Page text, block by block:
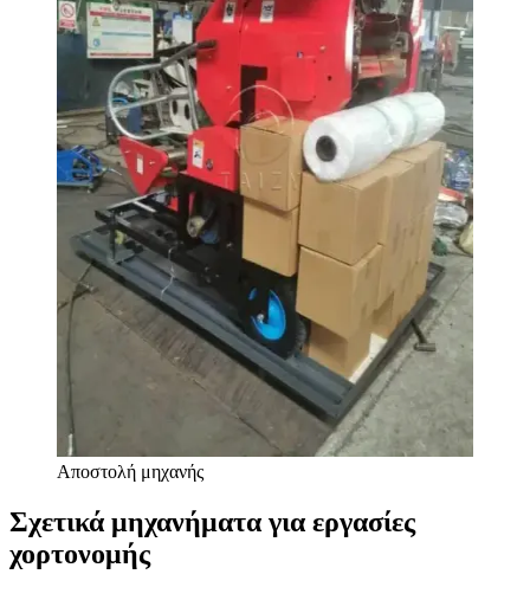
Αποστολή μηχανής
Σχετικά μηχανήματα για εργασίες
χορτονομής